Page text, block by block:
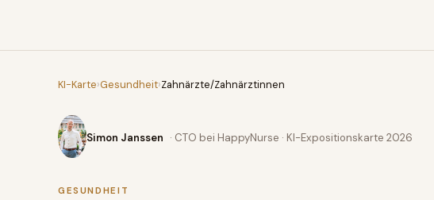
KI-Karte›Gesundheit›Zahnärzte/Zahnärztinnen
Simon Janssen · CTO bei HappyNurse · KI-Expositionskarte 2026
GESUNDHEIT